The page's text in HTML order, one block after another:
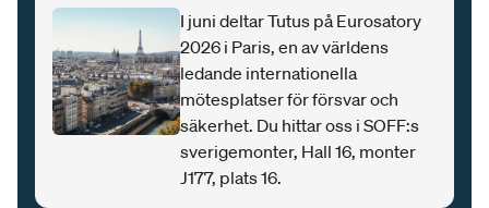
I juni deltar Tutus på Eurosatory
2026 i Paris, en av världens
ledande internationella
mötesplatser för försvar och
säkerhet. Du hittar oss i SOFF:s
sverigemonter, Hall 16, monter
J177, plats 16.